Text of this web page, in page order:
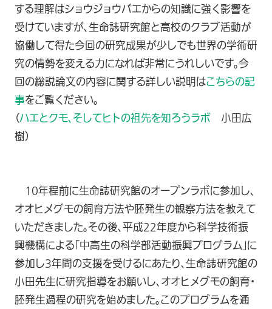
する理解はショウジョウバエからの知識に強く影響を
受けていますが、生命誌研究館と高校のクラブ活動が
協働して得た今回の研究成果が少しでも世界の学術研
究の情勢を変える力になれば非常にうれしいです。今
回の総説論文の内容に関する詳しい説明はこちらの記
事をご覧ください。
（ハエとクモ、そしてヒトの祖先を知ろうラボ小田広
樹）
10年程前に生命誌研究館のオープンラボに参加し、
オオヒメグモの飼育方法や胚発生の観察方法を教えて
いただきました。その後、平成22年度から科学技術振
興機構による「中高生の科学部活動振興プログラム」に
参加し3年間の支援を受けるにあたり、生命誌研究館の
小田先生に研究指導をお願いし、オオヒメグモの飼育・
胚発生過程の研究を始めました。このプログラムを通